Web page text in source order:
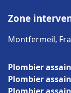
Zone
Montfermeil,
Plombier
Plombier